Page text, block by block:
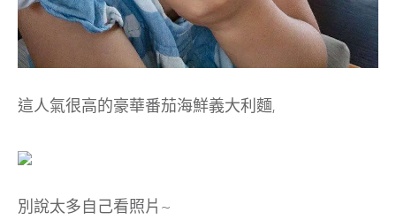
這人氣很高的豪華番茄海鮮義大利麵,
別說太多自己看照片~